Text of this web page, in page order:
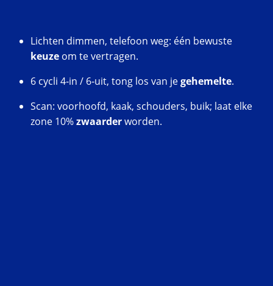
Lichten dimmen, telefoon weg: één bewuste
keuze om te vertragen.
6 cycli 4‑in / 6‑uit, tong los van jegehemelte.
Scan: voorhoofd, kaak, schouders, buik; laat elke
zone 10%zwaarderworden.